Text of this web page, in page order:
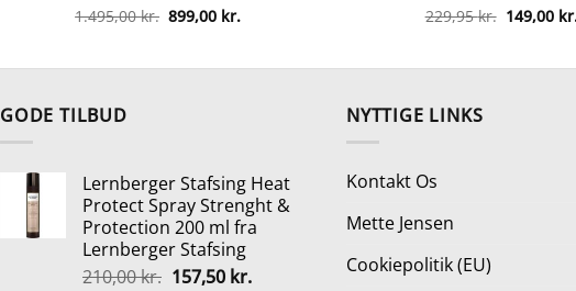
1.495,00kr. Den
oprindelige
899,00 kr.
229,95kr. Den
149,00
GODE TILBUD
Lernberger Stafsing Heat
Protect Spray Strenght &
Protection 200 ml fra
Lernberger Stafsing
210,00kr. Den
157,50 kr.Den
NYTTIGE LINKS
Kontakt Os
Mette Jensen
Cookiepolitik (EU)